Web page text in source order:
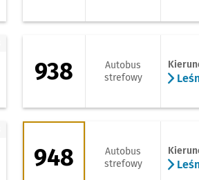
938
Autobus
strefowy
948 - kierunek Leśnica
948
Autobus
strefowy